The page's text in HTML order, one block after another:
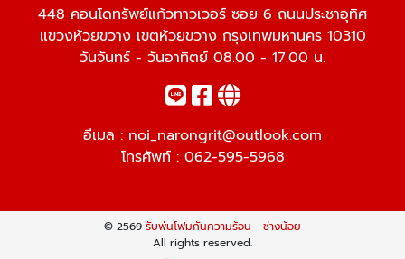
448 คอนโดทรัพย์แก้วทาวเวอร์ ซอย 6 ถนนประชาอุทิศ
แขวงห้วยขวาง เขตห้วยขวาง กรุงเทพมหานคร 10310
วันจันทร์ - วันอาทิตย์ 08.00 - 17.00 น.
อีเมล : noi_narongrit@outlook.com
โทรศัพท์ : 062-595-5968
© 2569 รับพ่นโฟมกันความร้อน - ช่างน้อย
All rights reserved.